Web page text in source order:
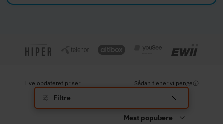
Live opdateret priser Sådan tjener vi penge
Filtre